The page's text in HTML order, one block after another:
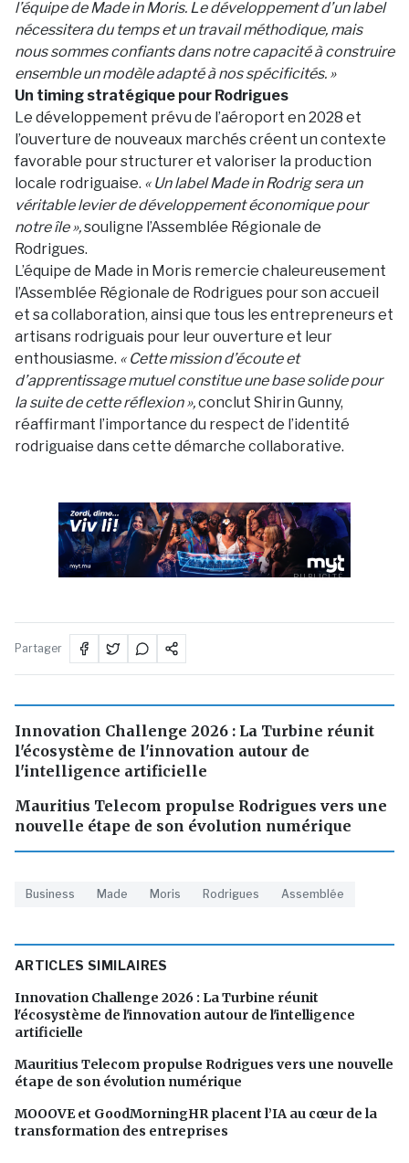
l’équipe de Made in Moris. Le développement d’un label
nécessitera du temps et un travail méthodique, mais
nous sommes confiants dans notre capacité à construire
ensemble un modèle adapté à nos spécificités. »
Un timing stratégique pour Rodrigues
Le développement prévu de l’aéroport en 2028 et
l’ouverture de nouveaux marchés créent un contexte
favorable pour structurer et valoriser la production
locale rodriguaise. « Un label Made in Rodrig sera un
véritable levier de développement économique pour
notre île »,souligne l’Assemblée Régionale de
Rodrigues.
L’équipe de Made in Moris remercie chaleureusement
l’Assemblée Régionale de Rodrigues pour son accueil
et sa collaboration, ainsi que tous les entrepreneurs et
artisans rodriguais pour leur ouverture et leur
enthousiasme. « Cette mission d’écoute et
d’apprentissage mutuel constitue une base solide pour
la suite de cette réflexion »,conclut Shirin Gunny,
réaffirmant l’importance du respect de l’identité
rodriguaise dans cette démarche collaborative.
PUBLICITÉ
Partager
Innovation Challenge 2026 : La Turbine réunit
l'écosystème de l'innovation autour de
l'intelligence artificielle
Mauritius Telecom propulse Rodrigues vers une
nouvelle étape de son évolution numérique
Business Made Moris Rodrigues Assemblée
ARTICLES SIMILAIRES
Innovation Challenge 2026 : La Turbine réunit
l'écosystème de l'innovation autour de l'intelligence
artificielle
Mauritius Telecom propulse Rodrigues vers une nouvelle
étape de son évolution numérique
MOOOVE et GoodMorningHR placent l’IA au cœur de la
transformation des entreprises